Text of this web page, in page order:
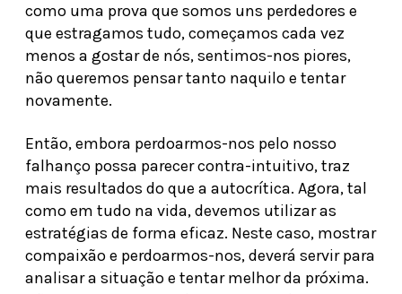
como uma prova que somos uns perdedores e
que estragamos tudo, começamos cada vez
menos a gostar de nós, sentimos-nos piores,
não queremos pensar tanto naquilo e tentar
novamente.
Então, embora perdoarmos-nos pelo nosso
falhanço possa parecer contra-intuitivo, traz
mais resultados do que a autocrítica. Agora, tal
como em tudo na vida, devemos utilizar as
estratégias de forma eficaz. Neste caso, mostrar
compaixão e perdoarmos-nos, deverá servir para
analisar a situação e tentar melhor da próxima.